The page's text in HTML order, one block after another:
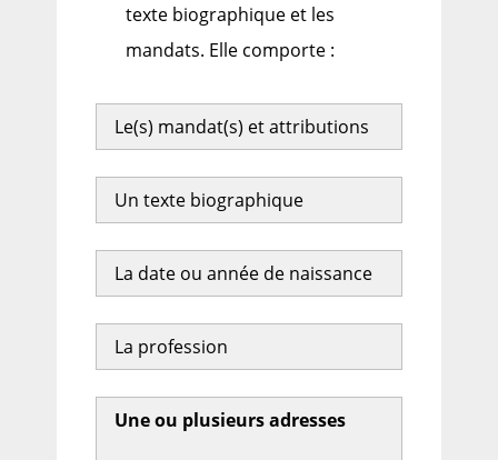
texte biographique et les
mandats. Elle comporte :
Le(s) mandat(s) et attributions
Un texte biographique
La date ou année de naissance
La profession
Une ou plusieurs adresses